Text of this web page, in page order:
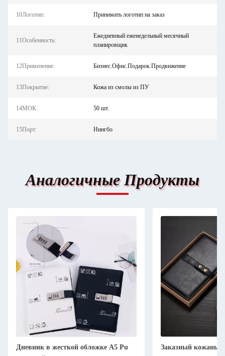
10Логотип: Принимать логотип на заказ
11Особенность:
Ежедневный еженедельный месячный
планировщик
12Применение: Бизнес.Офис.Подарок.Продвижение
13Покрытие: Кожа из смолы из ПУ
14МОК: 50 шт.
15Порт: Нингбо
Аналогичные Продукты
Дневник в жесткой обложке A5 Pu
Заказный кожаный